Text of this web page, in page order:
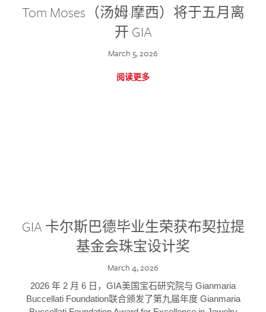
Tom Moses（汤姆·摩西）将于五月离
开 GIA
March 5, 2026
阅读更多
GIA 卡尔斯巴德毕业生荣获布契拉提
基金会珠宝设计奖
March 4, 2026
2026 年 2 月 6 日，GIA美国宝石研究院与 Gianmaria
Buccellati Foundation联合颁发了第九届年度 Gianmaria